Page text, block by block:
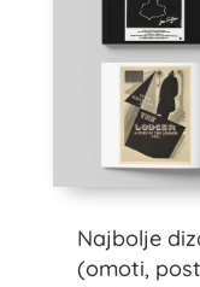
Najbolje
(omoti,